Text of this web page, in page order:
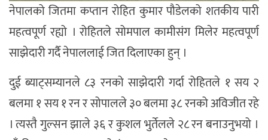
नेपालको जितमा कप्तान रोहित कुमार पौडेलको शतकीय पारी
महत्वपूर्ण रह्यो । रोहितले सोमपाल कामीसंग मिलेर महत्वपूर्ण
साझेदारी गर्दै नेपाललाई जित दिलाएका हुन् ।
दुई ब्याट्सम्यानले ८३ रनको साझेदारी गर्दा रोहितले १ सय २
बलमा १ सय १ रन र सोपालले ३० बलमा ३८ रनको अविजीत रहे
। त्यस्तै गुल्सन झाले ३६ र कुशल भुर्तेलले २८ रन बनाउनुभयो ।